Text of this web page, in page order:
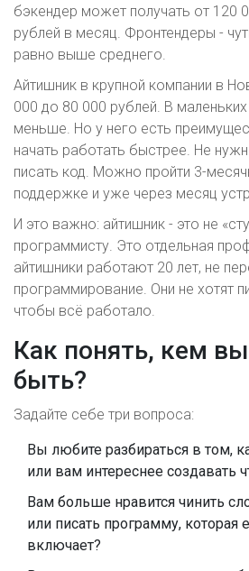
бэкендер может получать от 120
рублей в месяц. Фронтендеры -
равно выше среднего.
Айтишник в крупной компании в
000 до 80 000 рублей. В
меньше. Но у него есть
начать работать быстрее. Не
писать код. Можно пройти 3-
поддержке и уже через месяц
И это важно: айтишник - это не
программисту. Это отдельная
айтишники работают 20 лет, не
программирование. Они не хотят
чтобы всё работало.
Как понять, кем
быть?
Задайте себе три вопроса:
Вы любите разбираться в том,
или вам интереснее создавать
Вам больше нравится чинить
или писать программу, которая
включает?